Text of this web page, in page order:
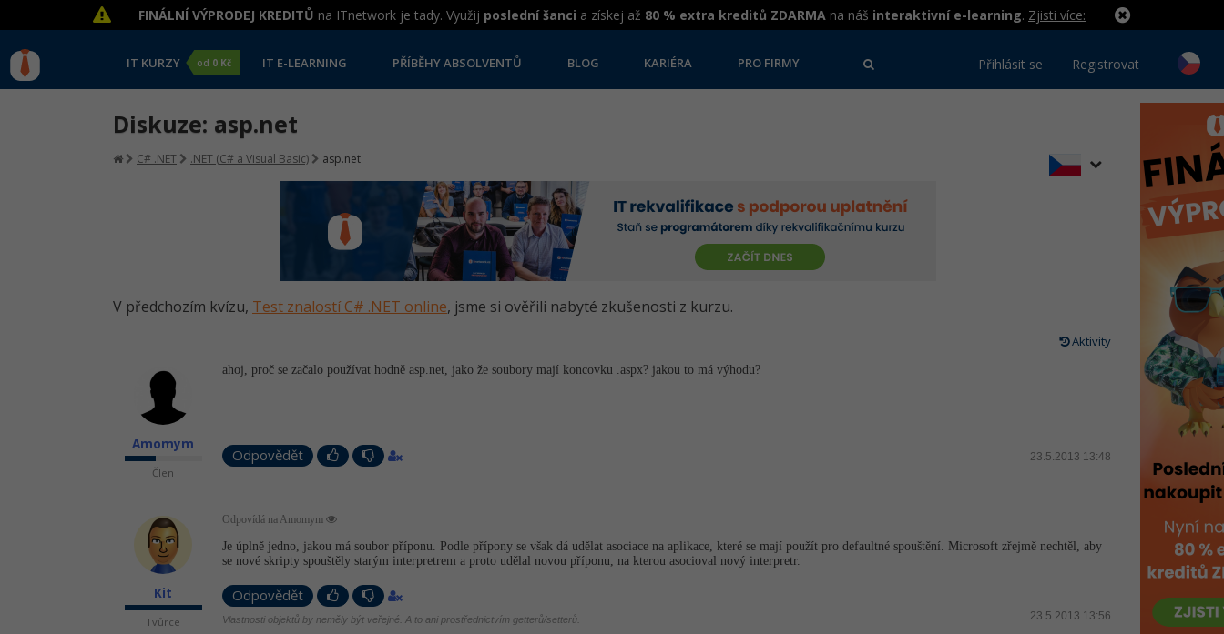
FINÁLNÍ VÝPRODEJ KREDITŮ na ITnetwork je tady. Využij poslední šanci a získej až 80 % extra kreditů ZDARMA na náš interaktivní e-learning. Zjisti více:
IT KURZY od 0 Kč IT E-LEARNING PŘÍBĚHY ABSOLVENTŮ BLOG KARIÉRA PRO FIRMY Přihlásit se Registrovat
Diskuze: asp.net
C# .NET .NET (C# a Visual Basic) asp.net
V předchozím kvízu, Test znalostí C# .NET online, jsme si ověřili nabyté zkušenosti z kurzu.
Aktivity
Amomym
Člen
ahoj, proč se začalo používat hodně asp.net, jako že soubory mají koncovku .aspx? jakou to má výhodu?
Odpovědět 23.5.2013 13:48
Kit
Tvůrce
Odpovídá na Amomym
Je úplně jedno, jakou má soubor příponu. Podle přípony se však dá udělat asociace na aplikace, které se mají použít pro defaultné spouštění. Microsoft zřejmě nechtěl, aby
se nové skripty spouštěly starým interpretrem a proto udělal novou příponu, na kterou asocioval nový interpretr.
Odpovědět
23.5.2013 13:56
Vlastnosti objektů by neměly být veřejné. A to ani prostřednictvím getterů/setterů.